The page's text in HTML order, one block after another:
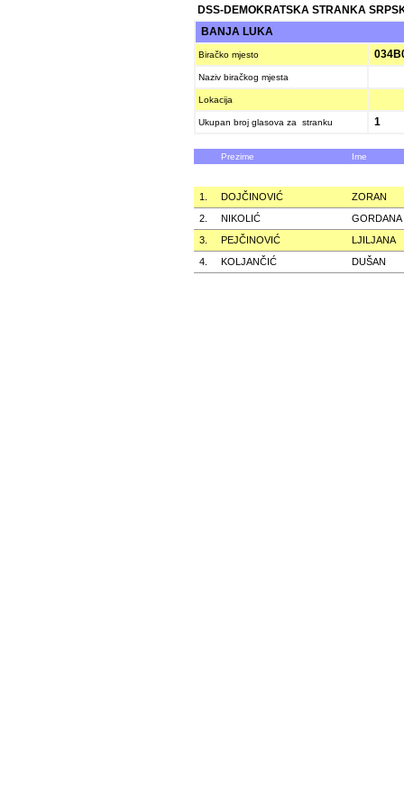
DSS-DEMOKRATSKA STRANKA
BANJA LUKA
Biračko mjesto
Naziv biračkog mjesta
Lokacija
Ukupan broj glasova za stranku 1
Prezime Ime
1. DOJČINOVIĆ
ZORAN
2.
NIKOLIĆ
GORDANA
3.
PEJČINOVIĆ
LJILJANA
4.
KOLJANČIĆ DUŠAN